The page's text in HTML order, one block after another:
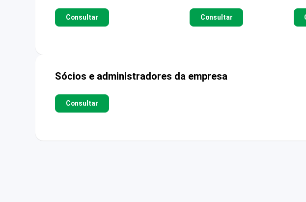
Consultar Consultar
Sócios e administradores da empresa
Consultar